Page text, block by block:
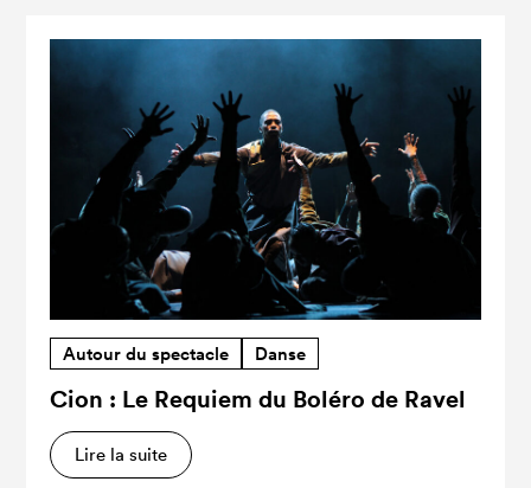
Autour du spectacle Danse
Cion : Le Requiem du Boléro de Ravel
Lire la suite